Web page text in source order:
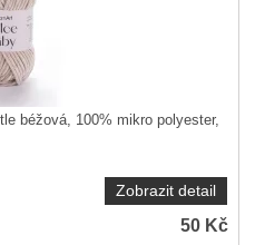
béžová, 100% mikro polyester,
Zobrazit detail
50 Kč